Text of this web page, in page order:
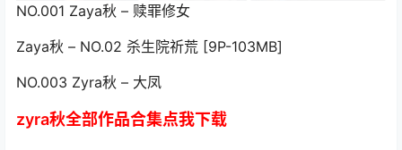
NO.001 Zaya秋 – 赎罪修女
Zaya秋 – NO.02 杀生院祈荒 [9P-103MB]
NO.003 Zyra秋 – 大凤
zyra秋全部作品合集点我下载